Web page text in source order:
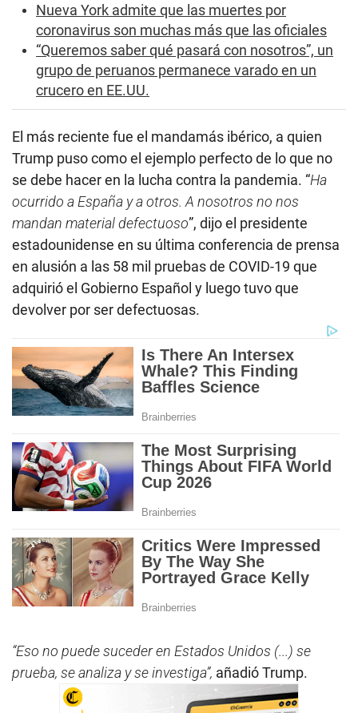
Nueva York admite que las muertes por
coronavirus son muchas más que las oficiales
“Queremos saber qué pasará con nosotros”, un
grupo de peruanos permanece varado en un
crucero en EE.UU.
El más reciente fue el mandamás ibérico, a quien
Trump puso como el ejemplo perfecto de lo que no
se debe hacer en la lucha contra la pandemia. “Ha
ocurrido a España y a otros. A nosotros no nos
mandan material defectuoso”, dijo el presidente
estadounidense en su última conferencia de prensa
en alusión a las 58 mil pruebas de COVID-19 que
adquirió el Gobierno Español y luego tuvo que
devolver por ser defectuosas.
“Eso no puede suceder en Estados Unidos (...) se
prueba, se analiza y se investiga”, añadió Trump.